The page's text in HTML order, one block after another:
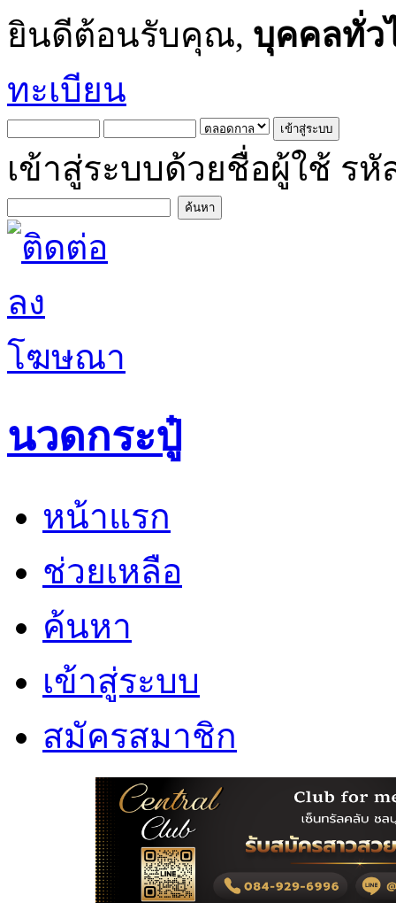
ยินดีต้อนรับคุณ, บุคคลทั่ว
ทะเบียน
เข้าสู่ระบบด้วยชื่อผู้ใช้ รหั
นวดกระปู๋
หน้าแรก
ช่วยเหลือ
ค้นหา
เข้าสู่ระบบ
สมัครสมาชิก